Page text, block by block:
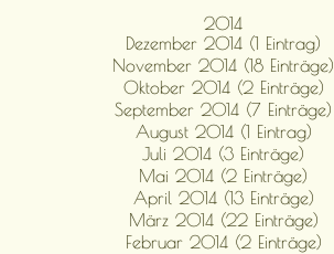
2014
Dezember 2014 (1 Eintrag)
November 2014 (18 Einträge)
Oktober 2014 (2 Einträge)
September 2014 (7 Einträge)
August 2014 (1 Eintrag)
Juli 2014 (3 Einträge)
Mai 2014 (2 Einträge)
April 2014 (13 Einträge)
März 2014 (22 Einträge)
Februar 2014 (2 Einträge)